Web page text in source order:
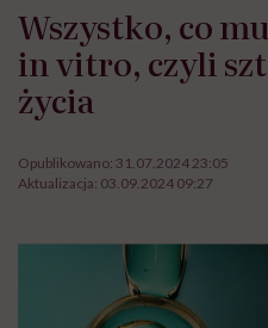
Wszystko, co
in vitro, czyli
życia
Opublikowano: 31.07.2024 23:05
Aktualizacja: 03.09.2024 09:27